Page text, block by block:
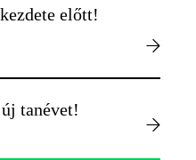
előtt!
tanévet!